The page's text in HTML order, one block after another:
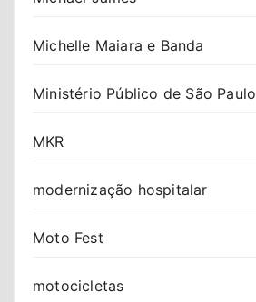
Michelle Maiara e Banda
Ministério Público de São Paulo
MKR
modernização hospitalar
Moto Fest
motocicletas